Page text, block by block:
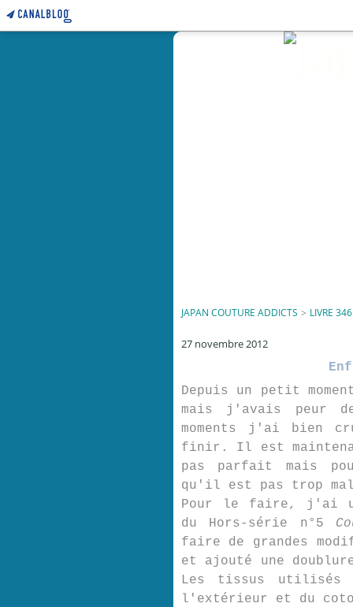
JAPAN COUTURE ADDICTS > LIVRE 346
27 novembre 2012
Depuis un petit
mais j'avais peur
moments j'ai bien
finir. Il est
pas parfait mais
qu'il est pas trop
Pour le faire, j'ai
du Hors-série n°5
faire de grandes
et ajouté une
Les tissus utilisés
l'extérieur et du